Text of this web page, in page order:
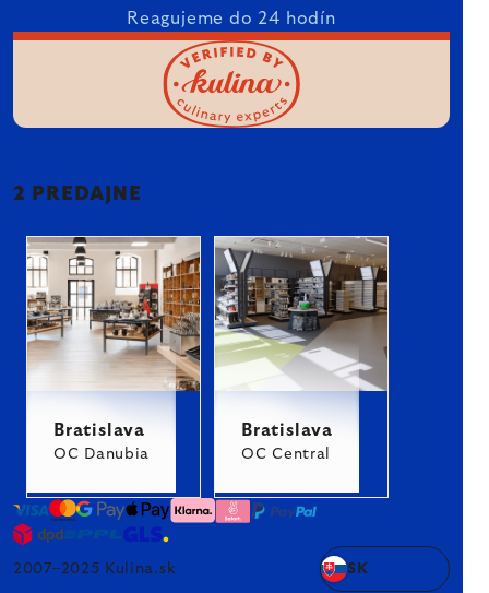
Reagujeme do 24 hodín
2 PREDAJNE
Bratislava
OC Danubia
Bratislava
OC Central
2007–2025 Kulina.sk SK